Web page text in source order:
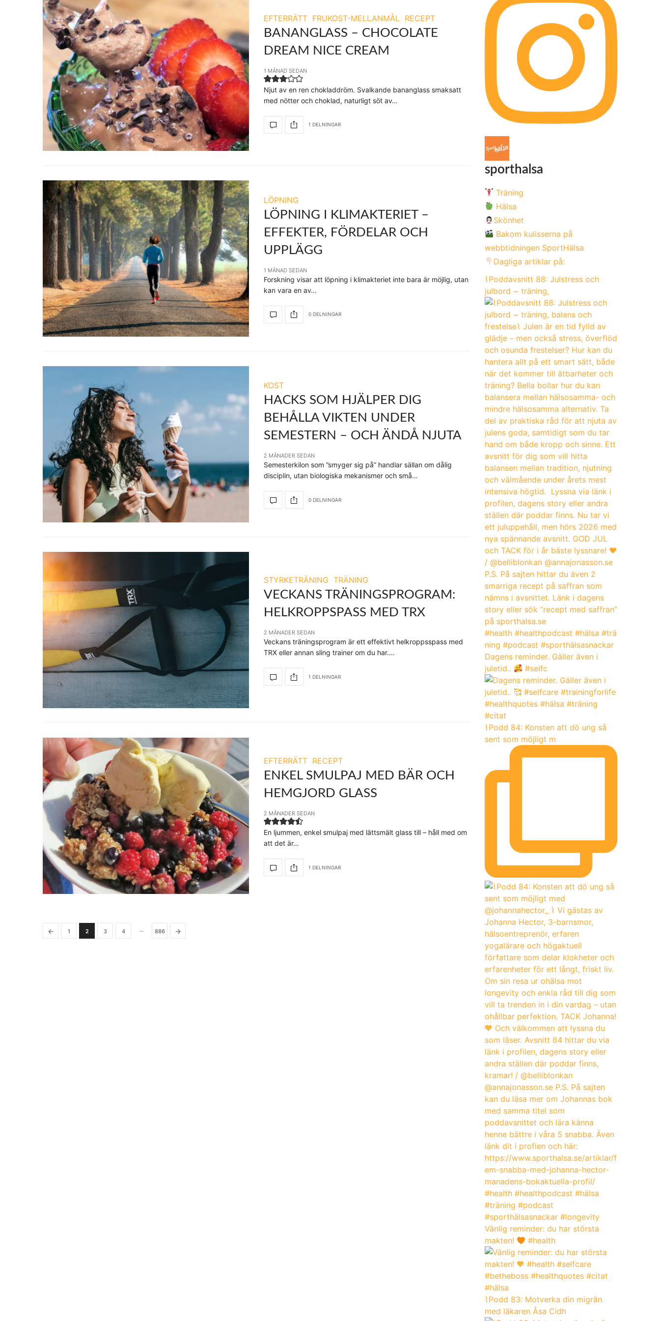
EFTERRÄTT FRUKOST-MELLANMÅL RECEPT
BANANGLASS – CHOCOLATE
DREAM NICE CREAM
1 MÅNAD SEDAN
Njut av en ren chokladdröm. Svalkande bananglass smaksatt
med nötter och choklad, naturligt söt av…
1 DELNINGAR
LÖPNING
LÖPNING I KLIMAKTERIET –
EFFEKTER, FÖRDELAR OCH
UPPLÄGG
1 MÅNAD SEDAN
Forskning visar att löpning i klimakteriet inte bara är möjlig, utan
kan vara en av…
0 DELNINGAR
KOST
HACKS SOM HJÄLPER DIG
BEHÅLLA VIKTEN UNDER
SEMESTERN – OCH ÄNDÅ NJUTA
2 MÅNADER SEDAN
Semesterkilon som ”smyger sig på” handlar sällan om dålig
disciplin, utan biologiska mekanismer och små…
0 DELNINGAR
STYRKETRÄNING TRÄNING
VECKANS TRÄNINGSPROGRAM:
HELKROPPSPASS MED TRX
2 MÅNADER SEDAN
Veckans träningsprogram är ett effektivt helkroppsspass med
TRX eller annan sling trainer om du har.…
1 DELNINGAR
EFTERRÄTT RECEPT
ENKEL SMULPAJ MED BÄR OCH
HEMGJORD GLASS
2 MÅNADER SEDAN
En ljummen, enkel smulpaj med lättsmält glass till – håll med om
att det är…
1 DELNINGAR
← 1 2 3 4 … 886 →
sporthalsa
Träning
Hälsa
Skönhet
Bakom kulisserna på
webbtidningen SportHälsa
Dagliga artiklar på:
⌇Poddavsnitt 88: Julstress och
julbord ~ träning,
Dagens reminder. Gäller även i
juletid..
#selfc
⌇Podd 84: Konsten att dö ung så
sent som möjligt m
Vänlig reminder: du har största
makten!
#health
⌇Podd 83: Motverka din migrän
med läkaren Åsa Cidh